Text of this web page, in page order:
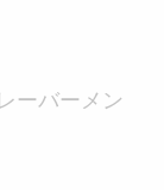
ーバーメン